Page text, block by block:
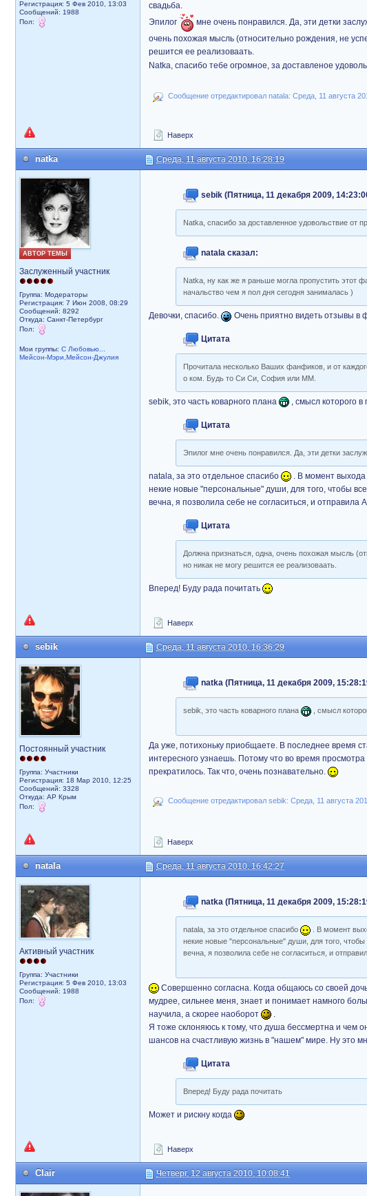
Регистрация: 5 Фев 2010, 13:03
Сообщений: 1988
Пол:
свадьба.
Эпилог
мне очень понравился. Да, эти детки
очень похожая мысль (относительно рождения, не
решится ее реализоваать.
Natka, спасибо тебе огромное, за доставленое
Сообщение отредактировал natala: Среда, 11 августа
Наверх
natka Среда, 11 августа 2010, 16:28:19
АВТОР ТЕМЫ
Заслуженный участник
Группа: Модераторы
Регистрация: 7 Июн 2008, 08:29
Сообщений: 8292
Откуда: Санкт-Петербург
Пол:
Мои группы: С Любовью...
Мейсон-Мэри,Мейсон-Джулия
sebik (Пятница, 11 декабря 2009,
Natka, спасибо за доставленное удовольствие от
natala сказал:
Natka, ну как же я раньше могла пропустить этот
начальство чем я пол дня сегодня занималась )
Девочки, спасибо. Очень приятно видеть отзывы в
Цитата
Прочитала несколько Ваших фанфиков, и от
о ком. Будь то Си Си, София или ММ.
sebik, это часть коварного плана , смысл которого
Цитата
Эпилог мне очень понравился. Да, эти детки
natala, за это отдельное спасибо
. В момент
некие новые "персональные" души, для того, чтобы
вечна, я позволила себе не согласиться, и отправила
Цитата
Должна признаться, одна, очень похожая мысль
но никак не могу решится ее реализоваать.
Вперед! Буду рада почитать
Наверх
sebik Среда, 11 августа 2010, 16:36:29
Постоянный участник
Группа: Участники
Регистрация: 18 Мар 2010, 12:25
Сообщений: 3328
Откуда: АР Крым
Пол:
natka (Пятница, 11 декабря 2009,
sebik, это часть коварного плана , смысл
Да уже, потихоньку приобщаете. В последнее время
интересного узнаешь. Потому что во время
прекратилось. Так что, очень познавательно.
Сообщение отредактировал sebik: Среда, 11 августа
Наверх
natala Среда, 11 августа 2010, 16:42:27
Активный участник
Группа: Участники
Регистрация: 5 Фев 2010, 13:03
Сообщений: 1988
Пол:
natka (Пятница, 11 декабря 2009,
natala, за это отдельное спасибо
. В момент
некие новые "персональные" души, для того,
вечна, я позволила себе не согласиться, и
Совершенно согласна. Когда общаюсь со своей
мудрее, сильнее меня, знает и понимает намного
научила, а скорее наоборот
.
Я тоже склоняюсь к тому, что душа бессмертна и чем
шансов на счастливую жизнь в "нашем" мире. Ну это
Цитата
Вперед! Буду рада почитать
Может и рискну когда
Наверх
Clair Четверг, 12 августа 2010, 10:08:41